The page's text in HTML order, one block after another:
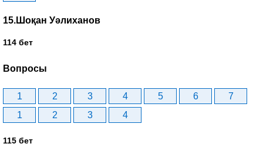
15.Шоқан Уәлиханов
114 бет
Вопросы
1 2 3 4 5 6
7
1
2 3 4
115 бет